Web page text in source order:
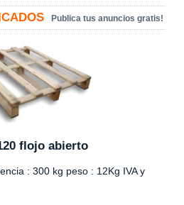
Publica tus anuncios gratis!
flojo abierto
: 300 kg peso : 12Kg IVA y